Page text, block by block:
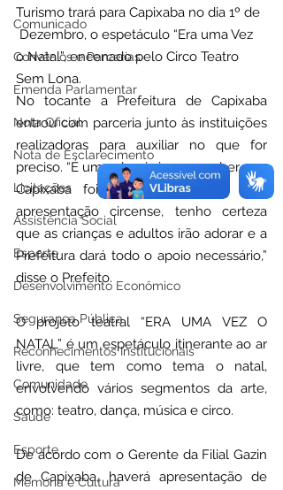
Comunicado
Convênios e Parcerias
Emenda Parlamentar
Nota Oficial
Nota de Esclarecimento
Licitações
Assistência Social
Esporte
Desenvolvimento Econômico
Segurança Pública
Reconhecimentos Institucionais
Comunidade
Saúde
Esporte
Memória e Cultura
Turismo trará para Capixaba no dia 1º de
o Natal”, encenado pelo Circo Teatro
Sem Lona.
No tocante a Prefeitura de Capixaba
entrou com parceria junto às instituições
realizadoras para auxiliar no que for
preciso. “É uma alegria imensa saber que
Capixaba foi contemplada com essa
apresentação circense, tenho certeza
que as crianças e adultos irão adorar e a
Prefeitura dará todo o apoio necessário,”
disse o Prefeito.
O projeto teatral “ERA UMA VEZ O
NATAL” é um espetáculo itinerante ao ar
livre, que tem como tema o natal,
envolvendo vários segmentos da arte,
como: teatro, dança, música e circo.
De acordo com o Gerente da Filial Gazin
de Capixaba, haverá apresentação de